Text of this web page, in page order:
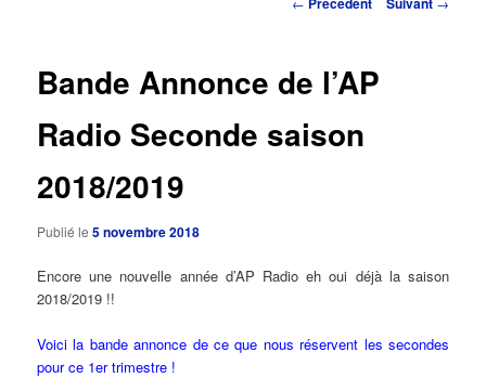
Bande Annonce de l’AP
Radio Seconde saison
2018/2019
Publié le5 novembre 2018
Encore une nouvelle année d’AP Radio eh oui déjà la saison
2018/2019 !!
Voici la bande annonce de ce que nous réservent les secondes
pour ce 1er trimestre !